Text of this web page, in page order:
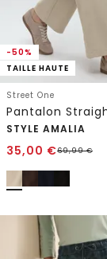
-50%
TAILLE HAUTE
Street One
STYLE AMALIA
35,00 €69,99€